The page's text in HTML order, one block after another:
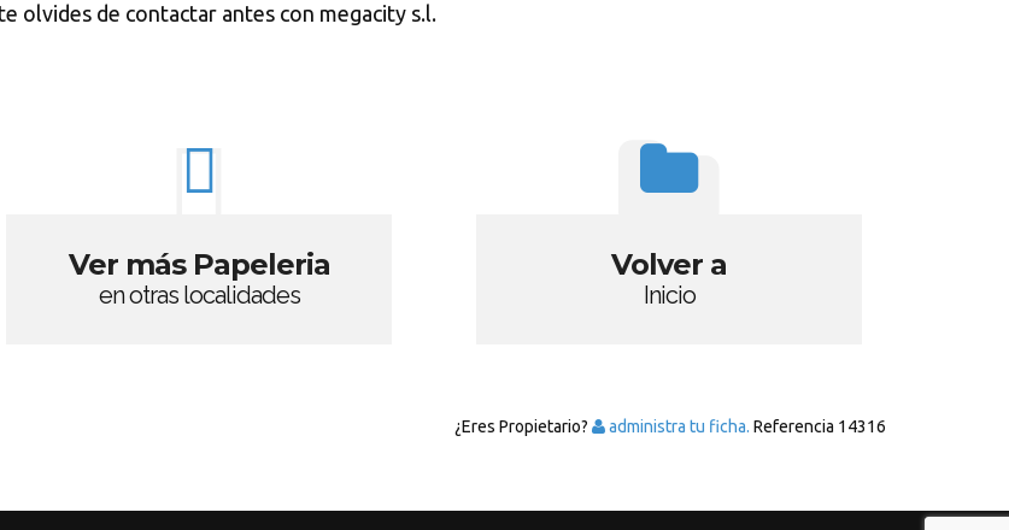
olvides de contactar antes con megacity s.l.
Ver más Papeleria
en otras localidades
Volver a
Inicio
¿Eres Propietario? administra tu ficha. Referencia 14316